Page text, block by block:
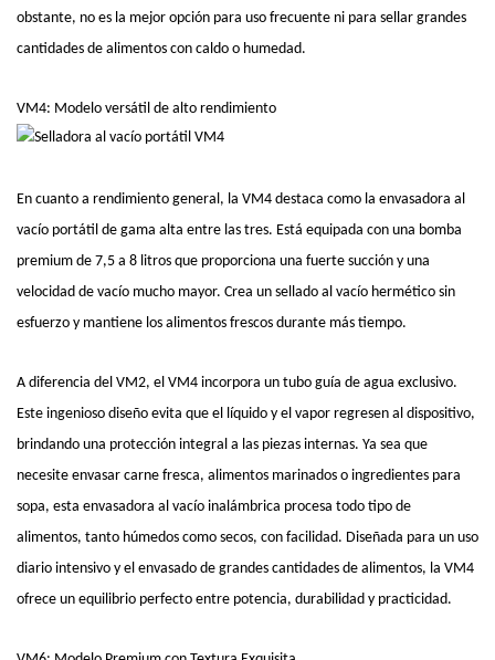
obstante, no es la mejor opción para uso frecuente ni para sellar grandes
cantidades de alimentos con caldo o humedad.
VM4: Modelo versátil de alto rendimiento
En cuanto a rendimiento general, la VM4 destaca como la envasadora al
vacío portátil de gama alta entre las tres. Está equipada con una bomba
premium de 7,5 a 8 litros que proporciona una fuerte succión y una
velocidad de vacío mucho mayor. Crea un sellado al vacío hermético sin
esfuerzo y mantiene los alimentos frescos durante más tiempo.
A diferencia del VM2, el VM4 incorpora un tubo guía de agua exclusivo.
Este ingenioso diseño evita que el líquido y el vapor regresen al dispositivo,
brindando una protección integral a las piezas internas. Ya sea que
necesite envasar carne fresca, alimentos marinados o ingredientes para
sopa, esta envasadora al vacío inalámbrica procesa todo tipo de
alimentos, tanto húmedos como secos, con facilidad. Diseñada para un uso
diario intensivo y el envasado de grandes cantidades de alimentos, la VM4
ofrece un equilibrio perfecto entre potencia, durabilidad y practicidad.